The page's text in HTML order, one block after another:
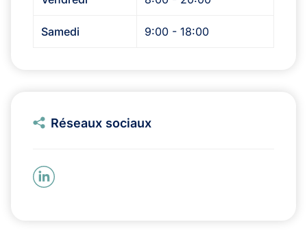
Samedi 9:00 - 18:00
Réseaux sociaux